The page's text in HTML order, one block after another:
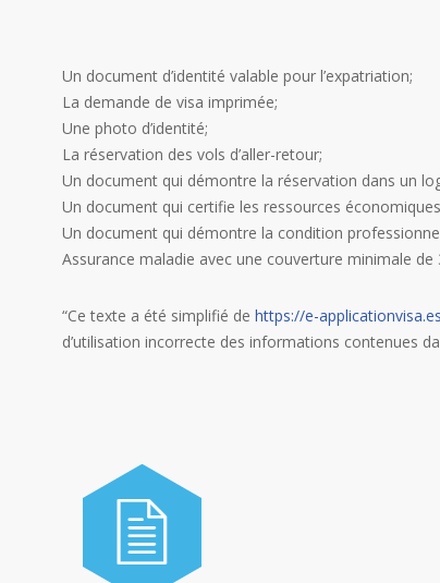
Un document d’identité valable pour l’expatriation;
La demande de visa imprimée;
Une photo d’identité;
La réservation des vols d’aller-retour;
Un document qui démontre la réservation dans un
Un document qui certifie les ressources
Un document qui démontre la condition
Assurance maladie avec une couverture minimale
“Ce texte a été simplifié de https://e-
d’utilisation incorrecte des informations contenues